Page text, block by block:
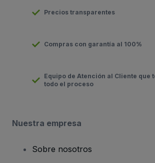
Precios transparentes
Compras con garantía al 100%
Equipo de Atención al Cliente que
todo el proceso
Nuestra empresa
Sobre nosotros